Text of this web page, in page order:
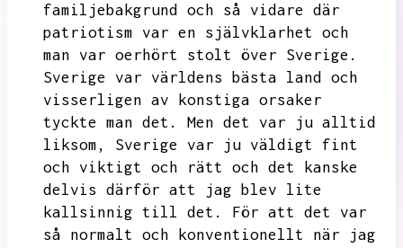
familjebakgrund och så vidare där
patriotism var en självklarhet och
man var oerhört stolt över Sverige.
Sverige var världens bästa land och
visserligen av konstiga orsaker
tyckte man det.
Men det var ju alltid
liksom,
Sverige var ju väldigt fint
och viktigt och rätt och det kanske
delvis därför att jag blev lite
kallsinnig till det.
För att det var
så normalt och konventionellt när jag